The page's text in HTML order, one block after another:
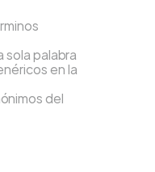
sola palabra
en la
del